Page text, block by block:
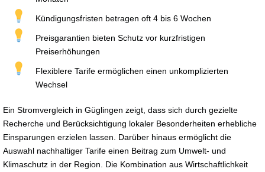
Kündigungsfristen betragen oft 4 bis 6 Wochen
Preisgarantien bieten Schutz vor kurzfristigen
Preiserhöhungen
Flexiblere Tarife ermöglichen einen unkomplizierten
Wechsel
Ein Stromvergleich in Güglingen zeigt, dass sich durch gezielte
Recherche und Berücksichtigung lokaler Besonderheiten erhebliche
Einsparungen erzielen lassen. Darüber hinaus ermöglicht die
Auswahl nachhaltiger Tarife einen Beitrag zum Umwelt- und
Klimaschutz in der Region. Die Kombination aus Wirtschaftlichkeit